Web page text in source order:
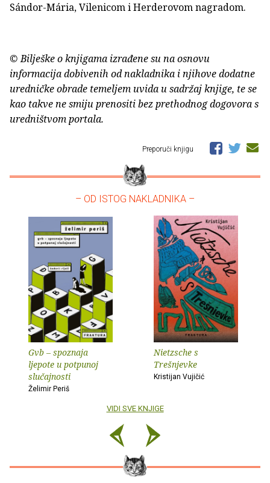
Sándor-Mária, Vilenicom i Herderovom nagradom.
© Bilješke o knjigama izrađene su na osnovu
informacija dobivenih od nakladnika i njihove dodatne
uredničke obrade temeljem uvida u sadržaj knjige, te se
kao takve ne smiju prenositi bez prethodnog dogovora s
uredništvom portala.
Preporuči knjigu
– OD ISTOG NAKLADNIKA –
Gvb – spoznaja
ljepote u potpunoj
slučajnosti
Želimir Periš
Nietzsche s
Trešnjevke
Kristijan Vujičić
VIDI SVE KNJIGE